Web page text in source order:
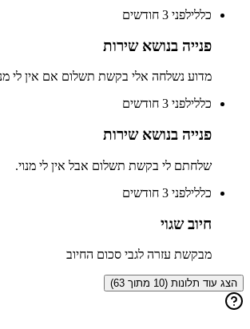
כללילפני 3 חודשים
פנייה בנושא שירות
מדוע נשלחה אלי בקשת תשלום אם אין לי
כללילפני 3 חודשים
פנייה בנושא שירות
שלחתם לי בקשת תשלום אבל אין לי מנוי.
כללילפני 3 חודשים
חיוב שגוי
מבקשת עזרה לגבי סכום החיוב
הצג עוד תלונות (10 מתוך 63)